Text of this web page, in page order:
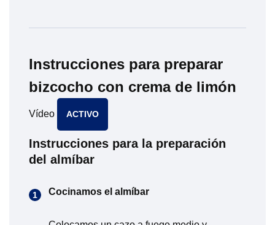
Instrucciones para preparar
bizcocho con crema de limón
Vídeo ACTIVO
Instrucciones para la preparación
del almíbar
Cocinamos el almíbar